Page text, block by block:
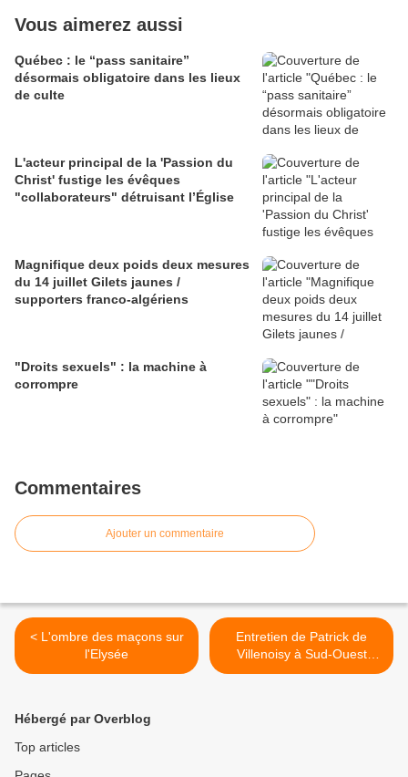
Vous aimerez aussi
Québec : le “pass sanitaire”
désormais obligatoire dans les lieux
de culte
L'acteur principal de la 'Passion du
Christ' fustige les évêques
"collaborateurs" détruisant l’Église
Magnifique deux poids deux mesures
du 14 juillet Gilets jaunes /
supporters franco-algériens
"Droits sexuels" : la machine à
corrompre
Commentaires
Ajouter un commentaire
< L'ombre des maçons sur
l'Elysée
Entretien de Patrick de
Villenoisy à Sud-Ouest
(02.02.2012) >
Hébergé par Overblog
Top articles